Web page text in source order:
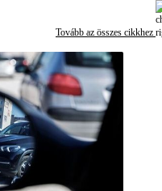
Tovább az összes cikkhez